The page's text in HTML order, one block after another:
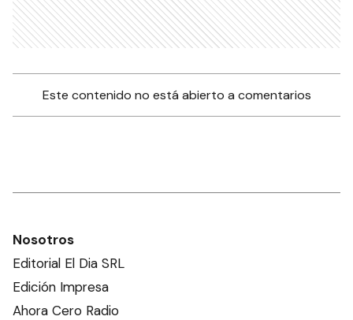
Este contenido no está abierto a comentarios
Nosotros
Editorial El Dia SRL
Edición Impresa
Ahora Cero Radio